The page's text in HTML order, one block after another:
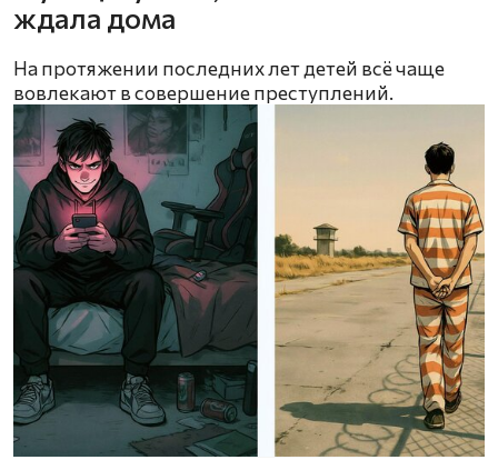
ждала дома
На протяжении последних лет детей всё чаще
вовлекают в совершение преступлений.